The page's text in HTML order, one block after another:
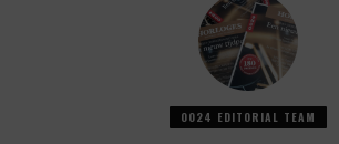
0024 EDITORIAL TEAM